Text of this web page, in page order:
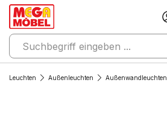
Leuchten Außenleuchten Außenwandleuchten